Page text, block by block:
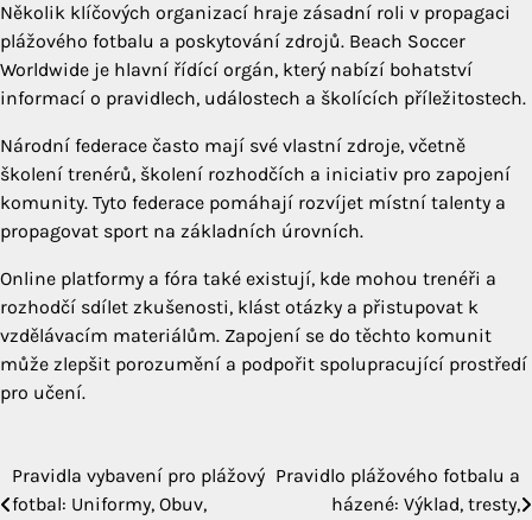
Několik klíčových organizací hraje zásadní roli v propagaci
plážového fotbalu a poskytování zdrojů. Beach Soccer
Worldwide je hlavní řídící orgán, který nabízí bohatství
informací o pravidlech, událostech a školících příležitostech.
Národní federace často mají své vlastní zdroje, včetně
školení trenérů, školení rozhodčích a iniciativ pro zapojení
komunity. Tyto federace pomáhají rozvíjet místní talenty a
propagovat sport na základních úrovních.
Online platformy a fóra také existují, kde mohou trenéři a
rozhodčí sdílet zkušenosti, klást otázky a přistupovat k
vzdělávacím materiálům. Zapojení se do těchto komunit
může zlepšit porozumění a podpořit spolupracující prostředí
pro učení.
Post
Pravidla vybavení pro plážový
fotbal: Uniformy, Obuv,
Pravidlo plážového fotbalu a
házené: Výklad, tresty,